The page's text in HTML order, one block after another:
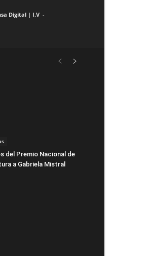
Digital | I.V -
del Premio Nacional de
a Gabriela Mistral